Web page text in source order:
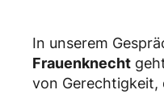
In unserem
Frauenknecht
von Gerechtigkeit,